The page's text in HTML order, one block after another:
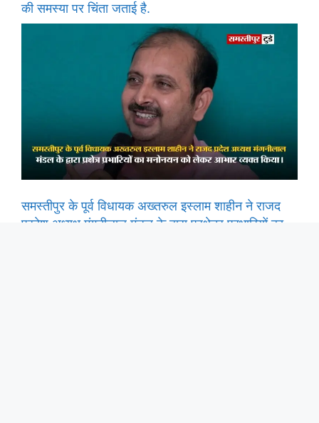
की समस्या पर चिंता जताई है.
समस्तीपुर के पूर्व विधायक अख्तरुल इस्लाम शाहीन ने राजद
प्रदेश अध्यक्ष मंगनीलाल मंडल के द्वारा प्रक्षेत्र प्रभारियों का